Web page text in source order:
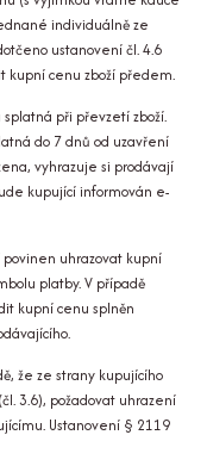
individuálně ze
ustanovení čl. 4.6
kupní cenu zboží předem.
při převzetí zboží.
do 7 dnů od uzavření
vyhrazuje si prodávají
kupující informován e-
uhrazovat kupní
platby. V případě
kupní cenu splněn
že ze strany kupujícího
3.6), požadovat uhrazení
Ustanovení § 2119